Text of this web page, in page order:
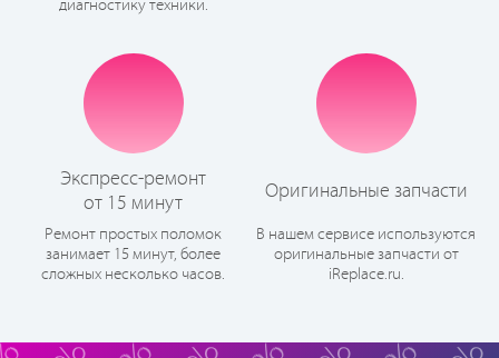
диагностику техники.
Экспресс-ремонт
от 15 минут
Ремонт простых поломок
занимает 15 минут, более
сложных несколько часов.
Оригинальные запчасти
В нашем сервисе используются
оригинальные запчасти от
iReplace.ru.